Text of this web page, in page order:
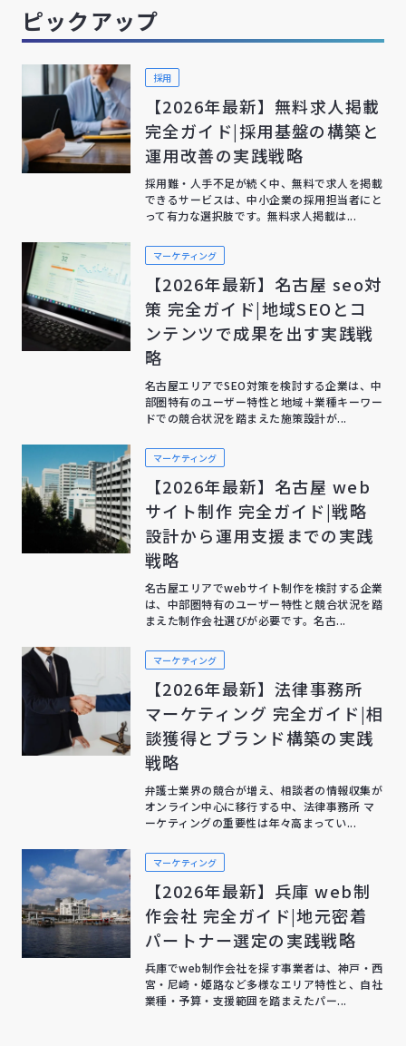
ピックアップ
採用
【2026年最新】無料求人掲載
完全ガイド|採用基盤の構築と
運用改善の実践戦略
採用難・人手不足が続く中、無料で求人を掲載
できるサービスは、中小企業の採用担当者にと
って有力な選択肢です。無料求人掲載は...
マーケティング
【2026年最新】名古屋 seo対
策 完全ガイド|地域SEOとコ
ンテンツで成果を出す実践戦
略
名古屋エリアでSEO対策を検討する企業は、中
部圏特有のユーザー特性と地域＋業種キーワー
ドでの競合状況を踏まえた施策設計が...
マーケティング
【2026年最新】名古屋 web
サイト制作 完全ガイド|戦略
設計から運用支援までの実践
戦略
名古屋エリアでwebサイト制作を検討する企業
は、中部圏特有のユーザー特性と競合状況を踏
まえた制作会社選びが必要です。名古...
マーケティング
【2026年最新】法律事務所
マーケティング 完全ガイド|相
談獲得とブランド構築の実践
戦略
弁護士業界の競合が増え、相談者の情報収集が
オンライン中心に移行する中、法律事務所 マ
ーケティングの重要性は年々高まってい...
マーケティング
【2026年最新】兵庫 web制
作会社 完全ガイド|地元密着
パートナー選定の実践戦略
兵庫でweb制作会社を探す事業者は、神戸・西
宮・尼崎・姫路など多様なエリア特性と、自社
業種・予算・支援範囲を踏まえたパー...